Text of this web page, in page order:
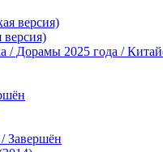
версия)
/ Дорамы 2025 года /
Завершён